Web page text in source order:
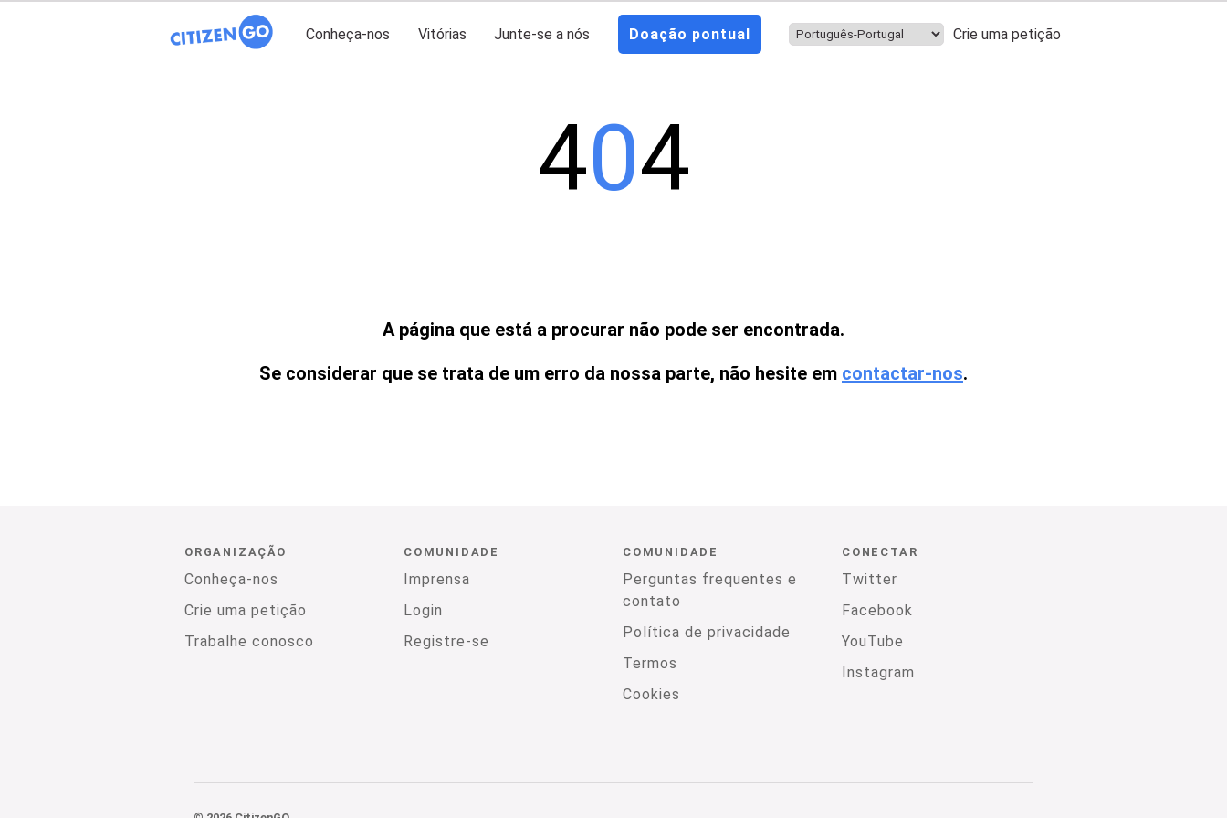
Conheça-nos Vitórias Junte-se a nós Doação pontual Crie uma petição
404
A página que está a procurar não pode ser encontrada.
Se considerar que se trata de um erro da nossa parte, não hesite em contactar-nos.
ORGANIZAÇÃO
Conheça-nos
Crie uma petição
Trabalhe conosco
COMUNIDADE
Imprensa
Login
Registre-se
COMUNIDADE
Perguntas frequentes e
contato
Política de privacidade
Termos
Cookies
CONECTAR
Twitter
Facebook
YouTube
Instagram